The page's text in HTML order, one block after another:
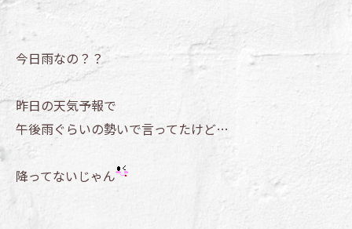
今日雨なの？？
昨日の天気予報で
午後雨ぐらいの勢いで言ってたけど…
降ってないじゃん